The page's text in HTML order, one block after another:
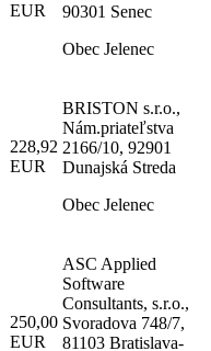
EUR
90301 Senec
Obec Jelenec
228,92
EUR
BRISTON s.r.o.,
Nám.priateľstva
2166/10, 92901
Dunajská Streda
Obec Jelenec
250,00
EUR
ASC Applied
Software
Consultants, s.r.o.,
Svoradova 748/7,
81103 Bratislava-